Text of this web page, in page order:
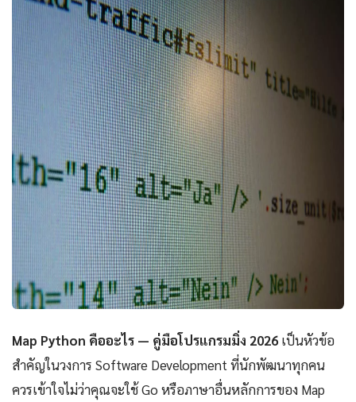
Map Python คืออะไร — คู่มือโปรแกรมมิ่ง 2026 เป็นหัวข้อ
สำคัญในวงการ Software Development ที่นักพัฒนาทุกคน
ควรเข้าใจไม่ว่าคุณจะใช้ Go หรือภาษาอื่นหลักการของ Map